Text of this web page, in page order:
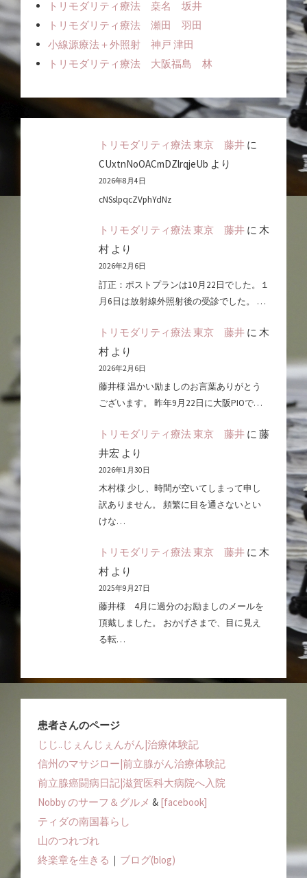
トリモダリティ療法 桒名 坂井
トリモダリティ療法 瀬田 羽田
小線源療法＋外照射 神戸 津田
トリモダリティ療法 大阪福島 林
トリモダリティ療法 東京 藤井に
CUxtnNoOACmDZlrqjeUb より
2026年8月4日
cNSslpqcZVphYdNz
トリモダリティ療法 東京 藤井に 木
村より
2026年2月6日
訂正：ポストプランは10月22日でした。１
月6日は放射線外照射後の受診でした。 …
トリモダリティ療法 東京 藤井に 木
村より
2026年2月6日
藤井様 温かい励ましのお言葉ありがとう
ございます。 昨年9月22日に大阪PIOで…
トリモダリティ療法 東京 藤井に 藤
井宏 より
2026年1月30日
木村様 少し、時間が空いてしまって申し
訳ありません。 頻繁に目を通さないとい
けな…
トリモダリティ療法 東京 藤井に 木
村より
2025年9月27日
藤井様 4月に過分のお励ましのメールを
頂戴しました。 おかげさまで、目に見え
る転…
患者さんのページ
じじ..じぇんじぇんがん|治療体験記
信州のマサジロー|前立腺がん治療体験記
前立腺癌闘病日記|滋賀医科大病院へ入院
Nobby のサーフ＆グルメ & [facebook]
ティダの南国暮らし
山のつれづれ
終楽章を生きる ｜ ブログ(blog)